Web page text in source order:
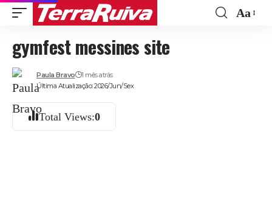
Aa
gymfest messines site
Última Atualização: 2026/Jun/Sex
Paula Bravo 1 mês atrás
Total Views:0